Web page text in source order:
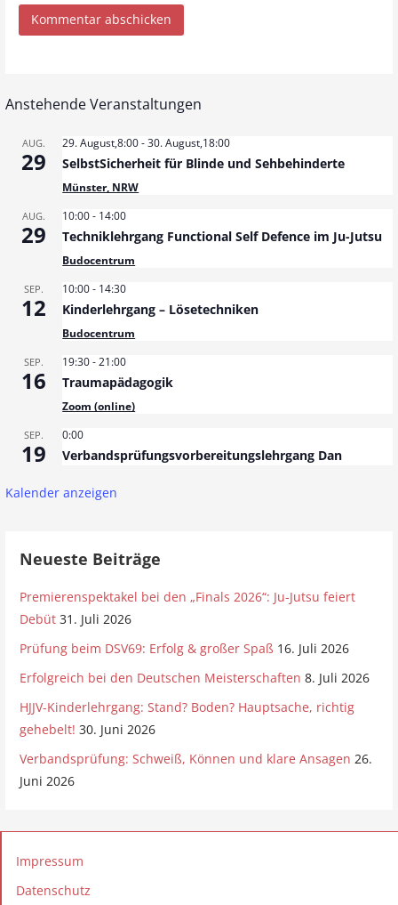
Anstehende Veranstaltungen
AUG.
29
29. August,8:00-30. August,18:00
SelbstSicherheit für Blinde und Sehbehinderte
Münster, NRW
AUG.
29
10:00- 14:00
Techniklehrgang Functional Self Defence im Ju-Jutsu
Budocentrum
SEP.
12
10:00- 14:30
Kinderlehrgang – Lösetechniken
Budocentrum
SEP.
16
19:30-21:00
Traumapädagogik
Zoom (online)
SEP.
19
0:00
Verbandsprüfungsvorbereitungslehrgang Dan
Kalender anzeigen
Neueste Beiträge
Premierenspektakel bei den „Finals 2026“: Ju-Jutsu feiert
Debüt 31. Juli 2026
Prüfung beim DSV69: Erfolg & großer Spaß 16. Juli 2026
Erfolgreich bei den Deutschen Meisterschaften 8. Juli 2026
HJJV-Kinderlehrgang: Stand? Boden? Hauptsache, richtig
gehebelt! 30. Juni 2026
Verbandsprüfung: Schweiß, Können und klare Ansagen 26.
Juni 2026
Impressum
Datenschutz